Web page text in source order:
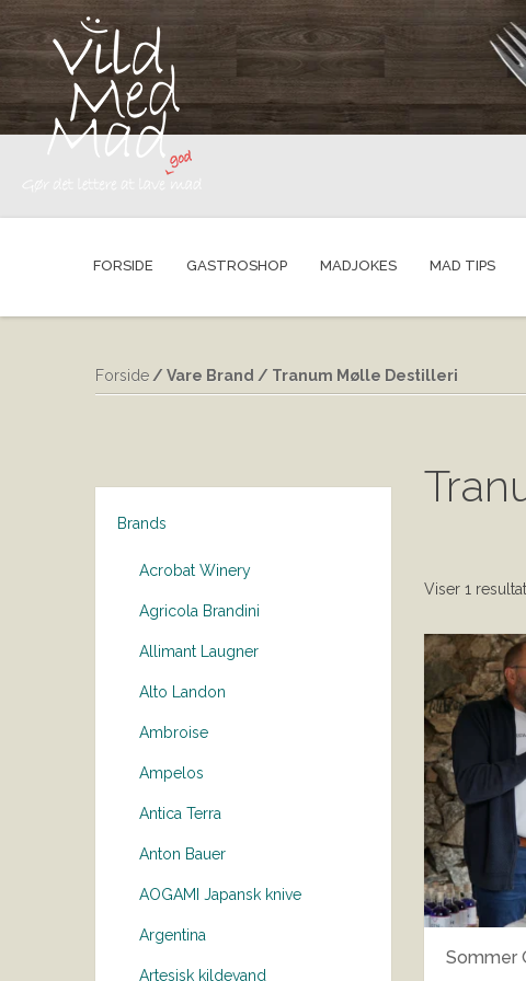
FORSIDE GASTROSHOP MADJOKES MAD TIPS
Forside / Vare Brand / Tranum Mølle Destilleri
Brands
Acrobat Winery
Agricola Brandini
Allimant Laugner
Alto Landon
Ambroise
Ampelos
Antica Terra
Anton Bauer
AOGAMI Japansk knive
Argentina
Artesisk kildevand
Viser 1 resultat
Sommer